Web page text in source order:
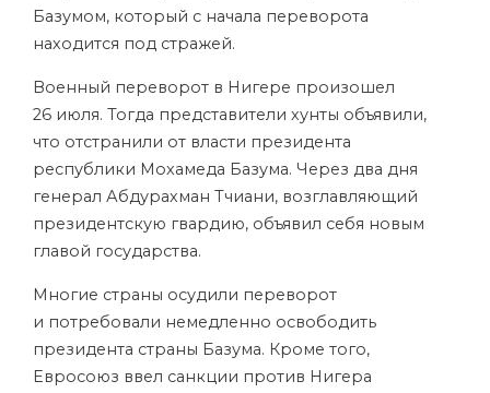
Базумом, который с начала переворота
находится под стражей.
Военный переворот в Нигере произошел
26 июля. Тогда представители хунты объявили,
что отстранили от власти президента
республики Мохамеда Базума. Через два дня
генерал Абдурахман Тчиани, возглавляющий
президентскую гвардию, объявил себя новым
главой государства.
Многие страны осудили переворот
и потребовали немедленно освободить
президента страны Базума. Кроме того,
Евросоюз ввел санкции против Нигера